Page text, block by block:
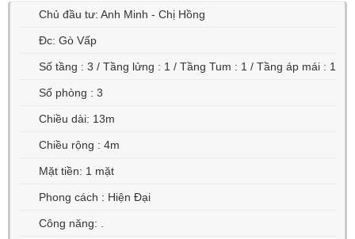
Chủ đầu tư: Anh Minh - Chị Hồng
Đc: Gò Vấp
Số tầng : 3 / Tầng lửng : 1 / Tầng Tum : 1 / Tầng áp mái : 1
Số phòng : 3
Chiều dài: 13m
Chiều rộng : 4m
Mặt tiền: 1 mặt
Phong cách : Hiện Đại
Công năng: .